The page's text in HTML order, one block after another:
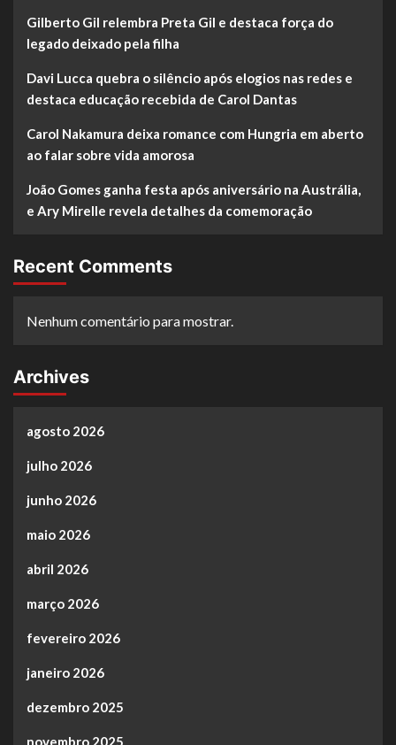
Gilberto Gil relembra Preta Gil e destaca força do
legado deixado pela filha
Davi Lucca quebra o silêncio após elogios nas redes e
destaca educação recebida de Carol Dantas
Carol Nakamura deixa romance com Hungria em aberto
ao falar sobre vida amorosa
João Gomes ganha festa após aniversário na Austrália,
e Ary Mirelle revela detalhes da comemoração
Recent Comments
Nenhum comentário para mostrar.
Archives
agosto 2026
julho 2026
junho 2026
maio 2026
abril 2026
março 2026
fevereiro 2026
janeiro 2026
dezembro 2025
novembro 2025